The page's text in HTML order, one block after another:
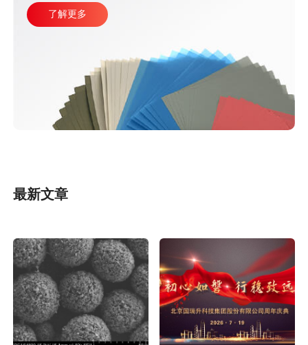
熟的产线加工方式主要由四台或五台光纤研磨机，再配合各种规
格的PC、APC、UPC等研磨夹具组成。
了解更多
最新文章